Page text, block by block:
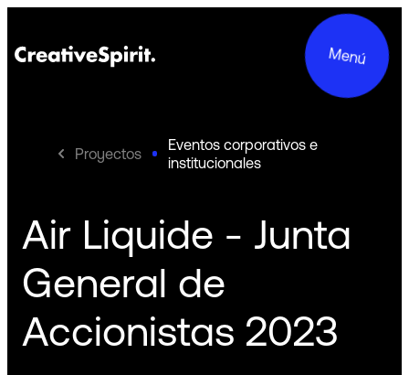
Menú
Proyectos
Servicios
Acerca de Nosotros
Compromisos
Proyectos
Eventos corporativos e
institucionales
Air Liquide - Junta
General de
Accionistas 2023